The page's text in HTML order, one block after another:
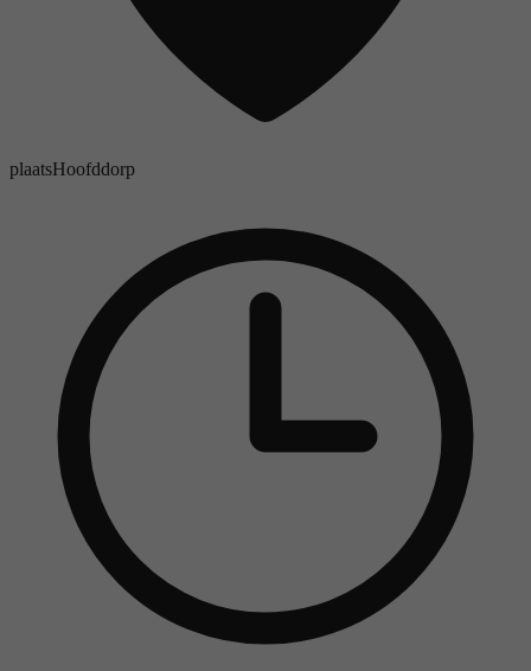
plaatsHoofddorp